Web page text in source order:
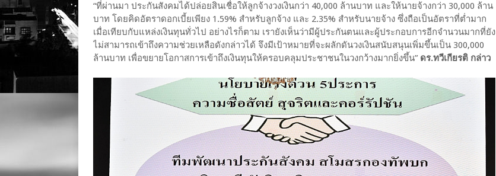
“ที่ผ่านมา ประกันสังคมได้ปล่อยสินเชื่อให้ลูกจ้างวงเงินกว่า 40,000 ล้านบาท และให้นายจ้างกว่า 30,000 ล้าน
บาท โดยคิดอัตราดอกเบี้ยเพียง 1.59% สำหรับลูกจ้าง และ 2.35% สำหรับนายจ้าง ซึ่งถือเป็นอัตราที่ต่ำมาก
เมื่อเทียบกับแหล่งเงินทุนทั่วไป อย่างไรก็ตาม เรายังเห็นว่ามีผู้ประกันตนและผู้ประกอบการอีกจำนวนมากที่ยัง
ไม่สามารถเข้าถึงความช่วยเหลือดังกล่าวได้ จึงมีเป้าหมายที่จะผลักดันวงเงินสนับสนุนเพิ่มขึ้นเป็น 300,000
ล้านบาท เพื่อขยายโอกาสการเข้าถึงเงินทุนให้ครอบคลุมประชาชนในวงกว้างมากยิ่งขึ้น” ดร.ทวีเกียรติ กล่าว